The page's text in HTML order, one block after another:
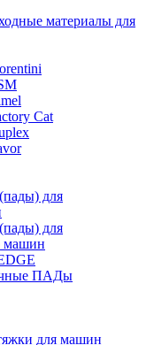
материалы для
Cat
для
для
машин
ПАДы
для машин